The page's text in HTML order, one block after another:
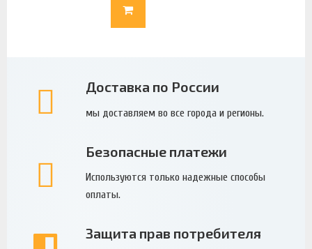
Доставка по России
мы доставляем во все города и регионы.
Безопасные платежи
Используются только надежные способы
оплаты.
Защита прав потребителя